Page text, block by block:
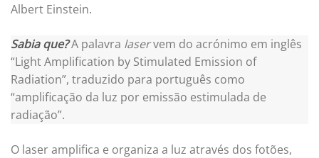
Albert Einstein.
Sabia que?A palavra laservem do acrónimo em inglês
“Light Amplification by Stimulated Emission of
Radiation”, traduzido para português como
“amplificação da luz por emissão estimulada de
radiação”.
O laser amplifica e organiza a luz através dos fotões,